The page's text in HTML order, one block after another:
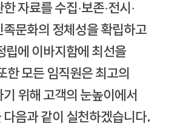
자료를 수집·보존·전시·
문화의 정체성을 확립하고
립에 이바지함에 최선을
한 모든 임직원은 최고의
위해 고객의 눈높이에서
다음과 같이 실천하겠습니다.